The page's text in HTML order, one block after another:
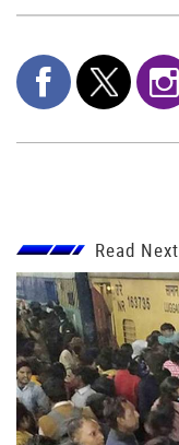
Read Next